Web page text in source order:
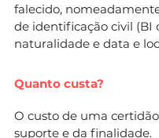
falecido,
de identificação civil (BI
naturalidade e data e
Quanto custa?
O custo de uma
suporte e da finalidade.